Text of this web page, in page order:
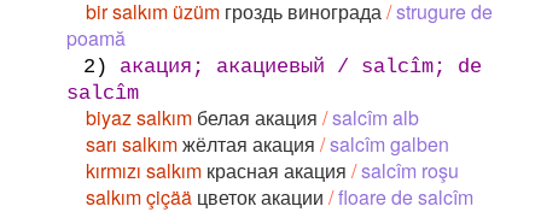
bir salkım üzüm гроздь винограда/strugure de
poamă
2)
акация; акациевый / salcîm; de
salcîm
biyaz salkım белая акация /salcîm alb
sarı salkımжёлтая акация /salcîm galben
kırmızı salkım красная акация /salcîm roşu
salkım çiçää цветок акации /floare de salcîm